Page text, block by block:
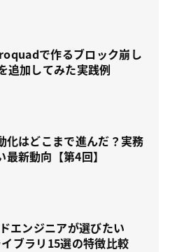
で作るブロック崩し
追加してみた実践例
化はどこまで進んだ？実務
新動向【第4回】
エンジニアが選びたい
ブラリ15選の特徴比較